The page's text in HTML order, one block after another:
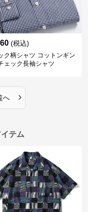
(税込)
ク柄シャツ コットンギン
ェック長袖シャツ
へ ›
テム